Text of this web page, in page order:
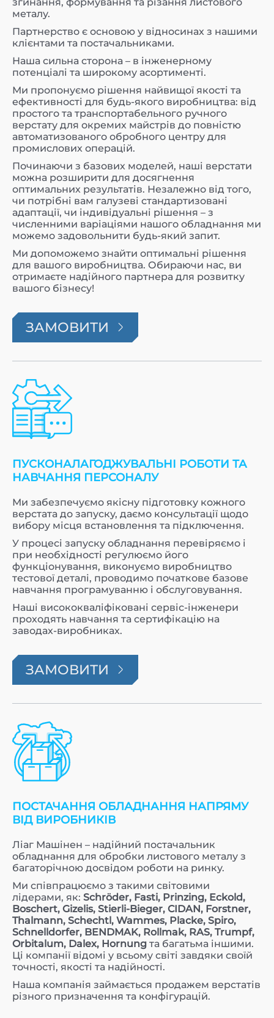
металу.
Партнерство є основою у відносинах з нашими
клієнтами та постачальниками.
Наша сильна сторона – в інженерному
потенціалі та широкому асортименті.
Ми пропонуємо рішення найвищої якості та
ефективності для будь-якого виробництва: від
простого та транспортабельного ручного
верстату для окремих майстрів до повністю
автоматизованого обробного центру для
промислових операцій.
Починаючи з базових моделей, наші верстати
можна розширити для досягнення
оптимальних результатів. Незалежно від того,
чи потрібні вам галузеві стандартизовані
адаптації, чи індивідуальні рішення – з
численними варіаціями нашого обладнання ми
можемо задовольнити будь-який запит.
Ми допоможемо знайти оптимальні рішення
для вашого виробництва. Обираючи нас, ви
отримаєте надійного партнера для розвитку
вашого бізнесу!
ЗАМОВИТИ
ПУСКОНАЛАГОДЖУВАЛЬНІ РОБОТИ ТА
НАВЧАННЯ ПЕРСОНАЛУ
Ми забезпечуємо якісну підготовку кожного
верстата до запуску, даємо консультації щодо
вибору місця встановлення та підключення.
У процесі запуску обладнання перевіряємо і
при необхідності регулюємо його
функціонування, виконуємо виробництво
тестової деталі, проводимо початкове базове
навчання програмуванню і обслуговування.
Наші висококваліфіковані сервіс-інженери
проходять навчання та сертифікацію на
заводах-виробниках.
ЗАМОВИТИ
ПОСТАЧАННЯ ОБЛАДНАННЯ НАПРЯМУ
ВІД ВИРОБНИКІВ
Ліаг Машінен – надійний постачальник
обладнання для обробки листового металу з
багаторічною досвідом роботи на ринку.
Ми співпрацюємо з такими світовими
лідерами, як: Schröder, Fasti, Prinzing, Eckold,
Boschert, Gizelis, Stierli-Bieger, CIDAN, Forstner,
Thalmann, Schechtl, Wammes, Placke, Spiro,
Schnelldorfer, BENDMAK, Rollmak, RAS, Trumpf,
Orbitalum, Dalex, Hornung та багатьма іншими.
Ці компанії відомі у всьому світі завдяки своїй
точності, якості та надійності.
Наша компанія займається продажем верстатів
різного призначення та конфігурацій.